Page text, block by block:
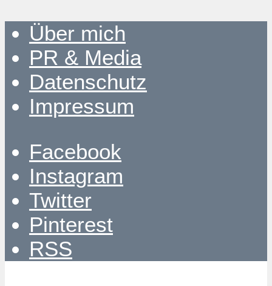
Über mich
PR & Media
Datenschutz
Impressum
Facebook
Instagram
Twitter
Pinterest
RSS